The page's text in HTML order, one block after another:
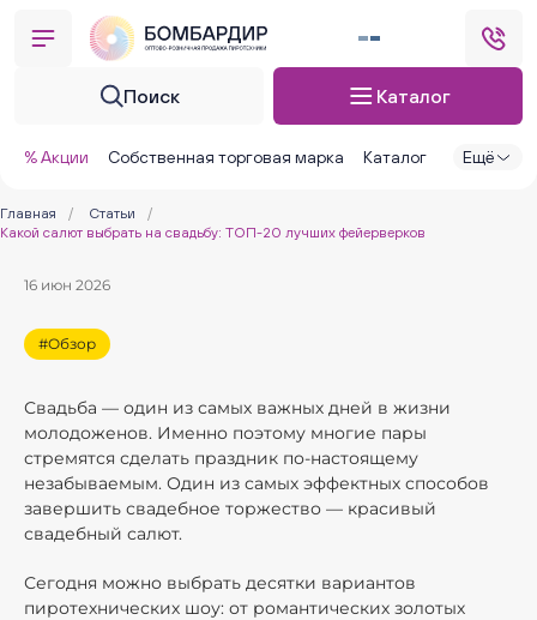
Поиск Каталог
% Акции Собственная торговая марка Каталог Ещё
Главная / Статьи
/
Какой салют выбрать на свадьбу: ТОП-20 лучших фейерверков
16 июн 2026
#Обзор
Свадьба — один из самых важных дней в жизни
молодоженов. Именно поэтому многие пары
стремятся сделать праздник по-настоящему
незабываемым. Один из самых эффектных способов
завершить свадебное торжество — красивый
свадебный салют.
Сегодня можно выбрать десятки вариантов
пиротехнических шоу: от романтических золотых